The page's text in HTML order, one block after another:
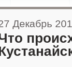
Декабрь